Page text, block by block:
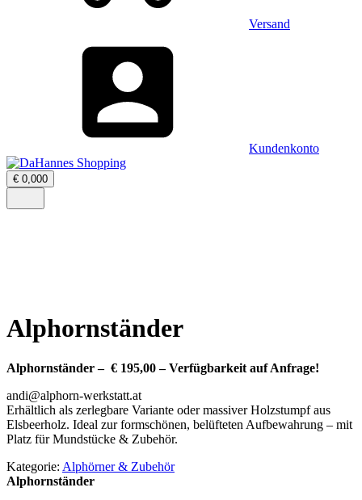
Versand
Kundenkonto
€ 0,000Warenkorb
öffnen
Menü
Alphornständer
Alphornständer – € 195,00 – Verfügbarkeit auf Anfrage!
andi@alphorn-werkstatt.at
Erhältlich als zerlegbare Variante oder massiver Holzstumpf aus
Elsbeerholz. Ideal zur formschönen, belüfteten Aufbewahrung – mit
Platz für Mundstücke & Zubehör.
Kategorie: Alphörner & Zubehör
Alphornständer